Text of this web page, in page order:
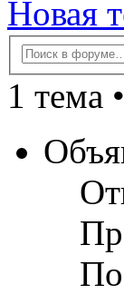
Новая
1 тема